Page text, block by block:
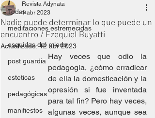
Todas
meditaciones estremecidas
esquirlas del miedo
post guardia
esteticas
pedagógicas
manifiestos
Nadie puede determinar lo que puede un
encuentro / Ezequiel Buyatti
Revista Adynata
1 abr 2023
Actualizado:12 abr 2023
Hay veces que odio la
pedagogía, ¿cómo erradicar
de ella la domesticación y la
opresión si fue inventada
para tal fin? Pero hay veces,
algunas veces, aunque sea